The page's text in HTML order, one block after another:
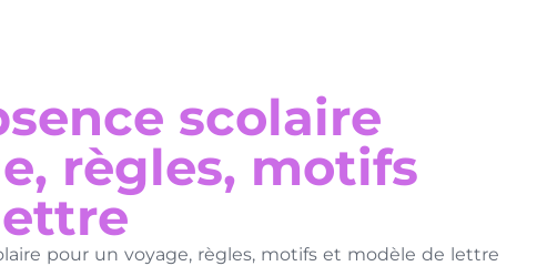
scolaire
règles, motifs
pour un voyage, règles, motifs et modèle de lettre